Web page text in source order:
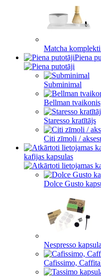
Matcha
Piena
Subminimal
Bellman tvaikonis
Staresso kratītājs
Citi zīmoli /
kafijas kapsulas
Dolce Gusto
Nespresso
Cafissimo,